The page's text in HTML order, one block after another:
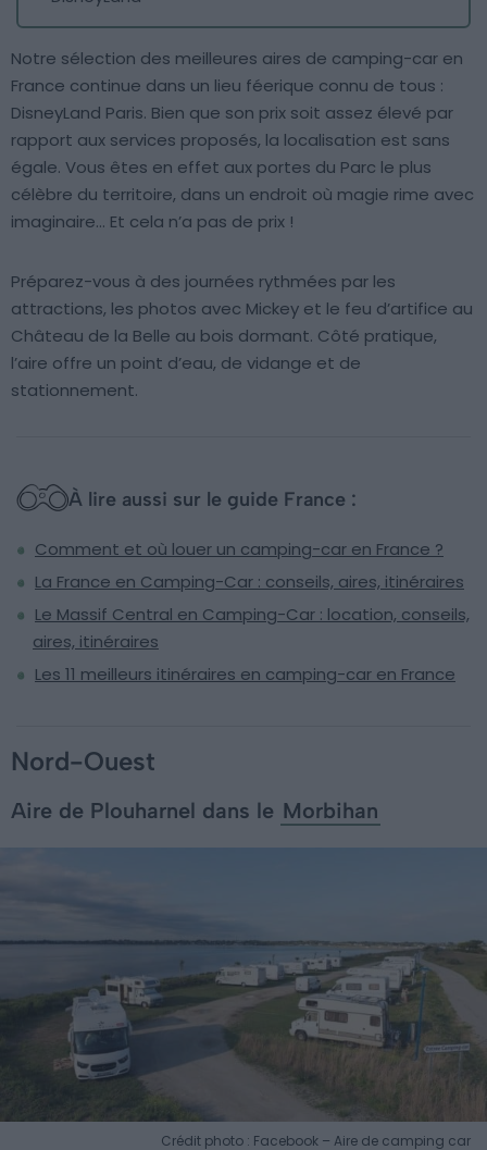
Notre sélection des meilleures aires de camping-car en
France continue dans un lieu féerique connu de tous :
DisneyLand Paris. Bien que son prix soit assez élevé par
rapport aux services proposés, la localisation est sans
égale. Vous êtes en effet aux portes du Parc le plus
célèbre du territoire, dans un endroit où magie rime avec
imaginaire… Et cela n’a pas de prix !
Préparez-vous à des journées rythmées par les
attractions, les photos avec Mickey et le feu d’artifice au
Château de la Belle au bois dormant. Côté pratique,
l’aire offre un point d’eau, de vidange et de
stationnement.
À lire aussi sur le guide France :
Comment et où louer un camping-car en France ?
La France en Camping-Car : conseils, aires, itinéraires
Le Massif Central en Camping-Car : location, conseils,
aires, itinéraires
Les 11 meilleurs itinéraires en camping-car en France
Nord-Ouest
Aire de Plouharnel dans le Morbihan
Crédit photo : Facebook – Aire de camping car